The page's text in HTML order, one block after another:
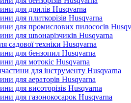
для дрилів Husqvarna
для плиткорізів Husqvarna
для промислових пилососів
для швонарізчиків Husqvarna
садової техніки Husqvarna
для бензопил Husqvarna
для мотокіс Husqvarna
для інструменту Husqvarna
для аераторів Husqvarna
для висоторізів Husqvarna
для газонокосарок Husqvarna